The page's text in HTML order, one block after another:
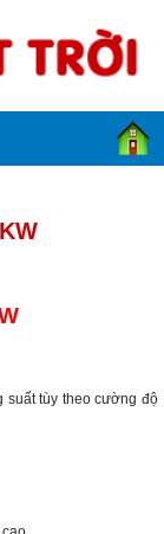
suất tùy theo cường độ